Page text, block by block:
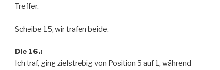
Treffer.
Scheibe 15, wir trafen beide.
Die 16.:
Ich traf, ging zielstrebig von Position 5 auf 1, während